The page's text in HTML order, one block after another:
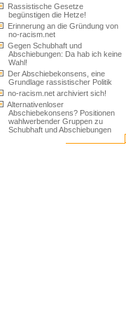
Rassistische Gesetze
begünstigen die Hetze!
Erinnerung an die Gründung von
no-racism.net
Gegen Schubhaft und
Abschiebungen: Da hab ich keine
Wahl!
Der Abschiebekonsens, eine
Grundlage rassistischer Politik
no-racism.net archiviert sich!
Alternativenloser
Abschiebekonsens? Positionen
wahlwerbender Gruppen zu
Schubhaft und Abschiebungen